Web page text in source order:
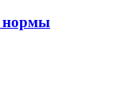
нормы